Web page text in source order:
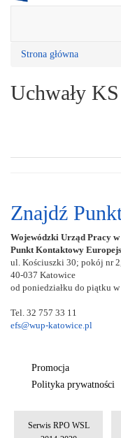
Strona główna
Uchwały
Znajdź
Wojewódzki Urząd Pracy
Punkt Kontaktowy
ul. Kościuszki 30; pokój nr
40-037 Katowice
od poniedziałku do piątku
Tel. 32 757 33 11
efs@wup-katowice.pl
Promocja
Polityka prywatności
Serwis RPO WSL